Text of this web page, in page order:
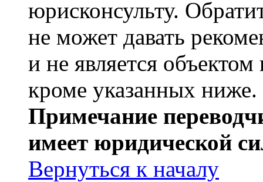
юрисконсульту.
не может давать
и не является
кроме указанных ниже.
Примечание
имеет юридической
Вернуться к началу